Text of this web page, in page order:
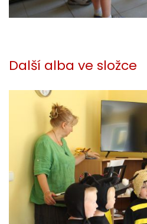
Další alba ve složce